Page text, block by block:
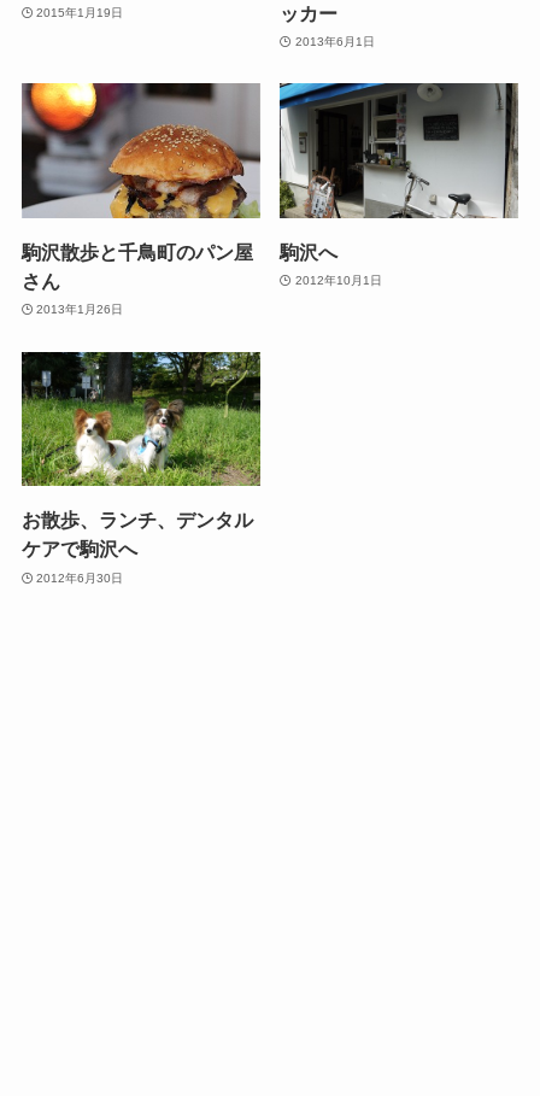
2015年1月19日
ッカー
2013年6月1日
駒沢散歩と千鳥町のパン屋
さん
2013年1月26日
駒沢へ
2012年10月1日
お散歩、ランチ、デンタル
ケアで駒沢へ
2012年6月30日